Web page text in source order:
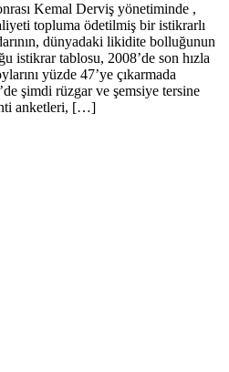
Kemal Derviş yönetiminde ,
topluma ödetilmiş bir istikrarlı
dünyadaki likidite bolluğunun
istikrar tablosu, 2008’de son hızla
yüzde 47’ye çıkarmada
şimdi rüzgar ve şemsiye tersine
anketleri, […]